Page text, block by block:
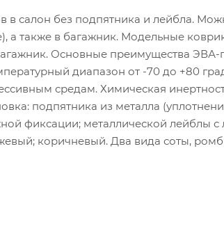
в салон без подпятника и лейбла.
а также в багажник. Модельные
Основные преимущества ЭВА-
диапазон от -70 до +80
средам. Химическая
подпятника из металла
фиксации; металлической лейблы
коричневый. Два вида соты, ромб